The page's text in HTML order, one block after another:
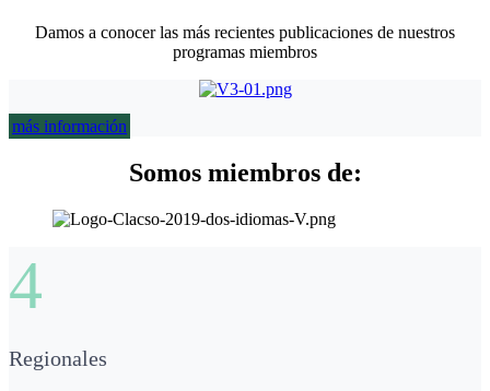
Damos a conocer las más recientes publicaciones de nuestros
programas miembros
más información
Somos miembros de:
4
Regionales